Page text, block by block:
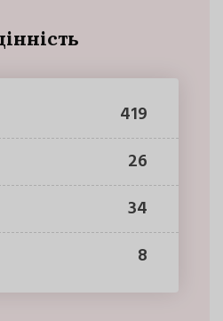
419
26
34
8